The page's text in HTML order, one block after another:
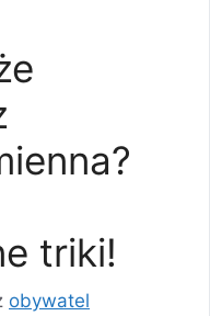
triki!
obywatel